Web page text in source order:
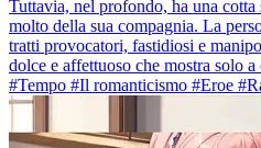
Tuttavia, nel profondo, ha una cotta
molto della sua compagnia. La
tratti provocatori, fastidiosi e
dolce e affettuoso che mostra solo
#Tempo #Il romanticismo #Eroe